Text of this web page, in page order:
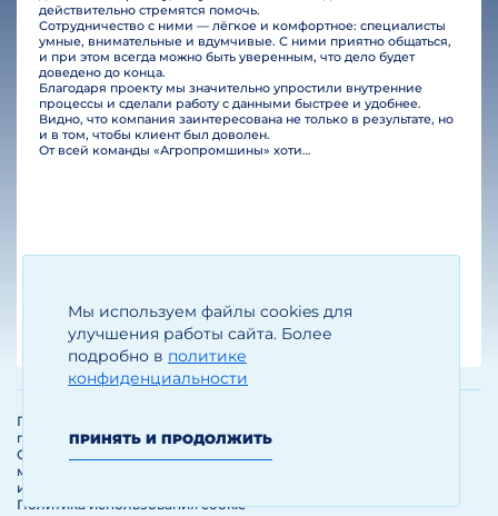
Мы используем файлы cookies для
улучшения работы сайта. Более
подробно в политике
конфиденциальности
ПРИНЯТЬ И ПРОДОЛЖИТЬ
действительно стремятся помочь.
Сотрудничество с ними — лёгкое и комфортное: специалисты
умные, внимательные и вдумчивые. С ними приятно общаться,
и при этом всегда можно быть уверенным, что дело будет
доведено до конца.
Благодаря проекту мы значительно упростили внутренние
процессы и сделали работу с данными быстрее и удобнее.
Видно, что компания заинтересована не только в результате, но
и в том, чтобы клиент был доволен.
От всей команды «Агропромшины» хотим поблагодарить специалистов Legal Bridge за отличную работу и человеческое отношение.…
Егизарян И.А.
Генеральный директор
Политика обработки и защиты
персональных данных
Политика использования cookie-
Соглашение об использовании
материалов и сервисов
интернет-сайта